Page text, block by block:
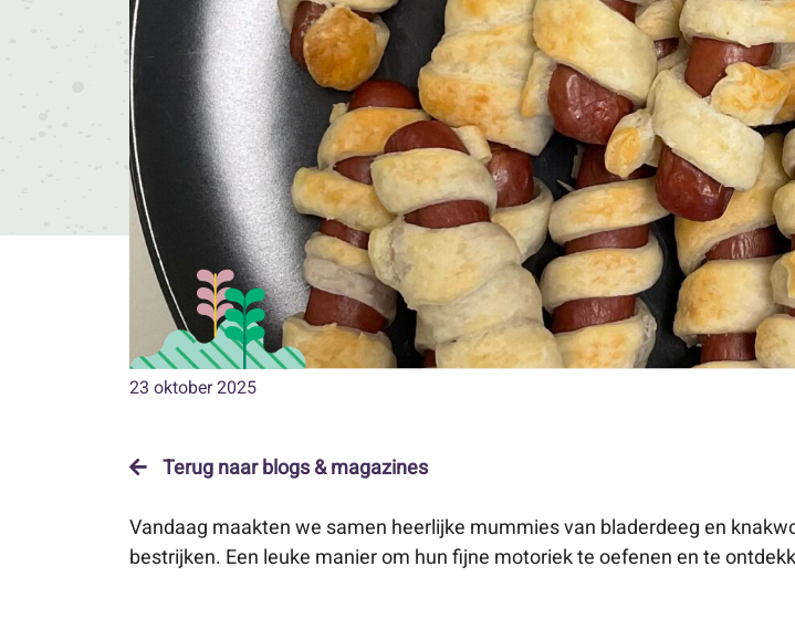
23 oktober 2025
Terug naar blogs & magazines
Vandaag maakten we samen heerlijke mummies van bladerdeeg en
bestrijken. Een leuke manier om hun fijne motoriek te oefenen en te